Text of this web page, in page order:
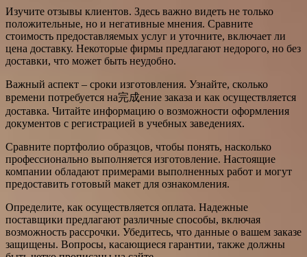
Изучите отзывы клиентов. Здесь важно видеть не только
положительные, но и негативные мнения. Сравните
стоимость предоставляемых услуг и уточните, включает ли
цена доставку. Некоторые фирмы предлагают недорого, но без
доставки, что может быть неудобно.
Важный аспект – сроки изготовления. Узнайте, сколько
времени потребуется на完成ение заказа и как осуществляется
доставка. Читайте информацию о возможности оформления
документов с регистрацией в учебных заведениях.
Сравните портфолио образцов, чтобы понять, насколько
профессионально выполняется изготовление. Настоящие
компании обладают примерами выполненных работ и могут
предоставить готовый макет для ознакомления.
Определите, как осуществляется оплата. Надежные
поставщики предлагают различные способы, включая
возможность рассрочки. Убедитесь, что данные о вашем заказе
защищены. Вопросы, касающиеся гарантии, также должны